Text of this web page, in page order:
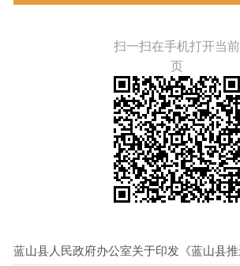
扫一扫在手机打开当前
页